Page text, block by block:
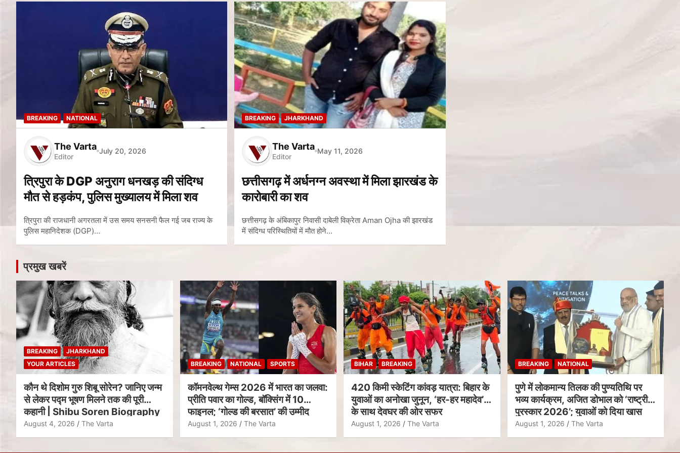
BREAKING NATIONAL
The Varta
Editor
July 20, 2026
त्रिपुरा के DGP अनुराग धनखड़ की संदिग्ध
मौत से हड़कंप, पुलिस मुख्यालय में मिला शव
त्रिपुरा की राजधानी अगरतला में उस समय सनसनी फैल गई जब राज्य के
पुलिस महानिदेशक (DGP)…
BREAKING JHARKHAND
The Varta
Editor
May 11, 2026
छत्तीसगढ़ में अर्धनग्न अवस्था में मिला झारखंड के
कारोबारी का शव
छत्तीसगढ़ के अंबिकापुर निवासी दाबेली विक्रेता Aman Ojha की झारखंड
में संदिग्ध परिस्थितियों में मौत होने…
प्रमुख खबरें
BREAKING
JHARKHAND
YOUR ARTICLES
कौन थे दिशोम गुरु शिबू सोरेन? जानिए जन्म
से लेकर पद्म भूषण मिलने तक की पूरी
कहानी | Shibu Soren Biography
August 4, 2026 The Varta
BREAKING NATIONAL SPORTS
कॉमनवेल्थ गेम्स 2026 में भारत का जलवा:
प्रीति पवार का गोल्ड, बॉक्सिंग में 10
फाइनल; ‘गोल्ड की बरसात’ की उम्मीद
August 1, 2026 The Varta
BIHAR BREAKING
420 किमी स्केटिंग कांवड़ यात्रा: बिहार के
युवाओं का अनोखा जुनून, ‘हर-हर महादेव’
के साथ देवघर की ओर सफर
August 1, 2026 The Varta
BREAKING NATIONAL
पुणे में लोकमान्य तिलक की पुण्यतिथि पर
भव्य कार्यक्रम, अजित डोभाल को ‘राष्ट्रीय
पुरस्कार 2026’; युवाओं को दिया खास
संदेश
August 1, 2026 The Varta